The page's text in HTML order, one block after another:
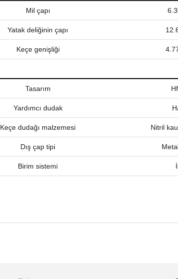
Mil çapı
Yatak deliğinin çapı
Keçe genişliği
Tasarım
Yardımcı dudak
Keçe dudağı malzemesi Nitril
Dış çap tipi
Birim sistemi